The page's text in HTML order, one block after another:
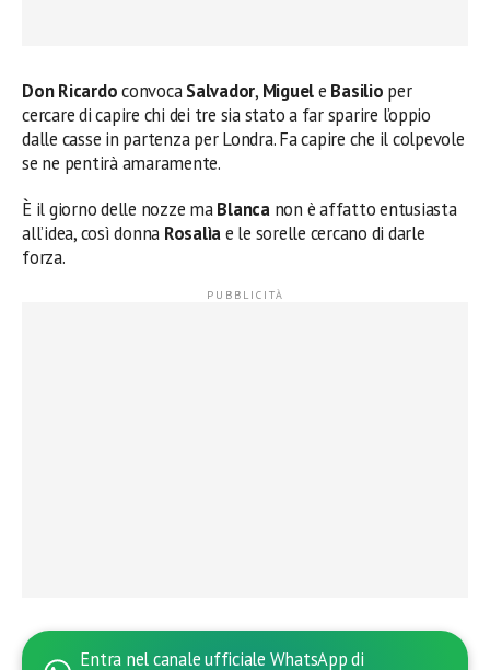
Don RicardoconvocaSalvador, Miguele Basilio per
cercare di capire chi dei tre sia stato a far sparire l’oppio
dalle casse in partenza per Londra. Fa capire che il colpevole
se ne pentirà amaramente.
È il giorno delle nozze maBlancanon è affatto entusiasta
all’idea, così donna Rosalìae le sorelle cercano di darle
forza.
Entra nel canale ufficiale WhatsApp di